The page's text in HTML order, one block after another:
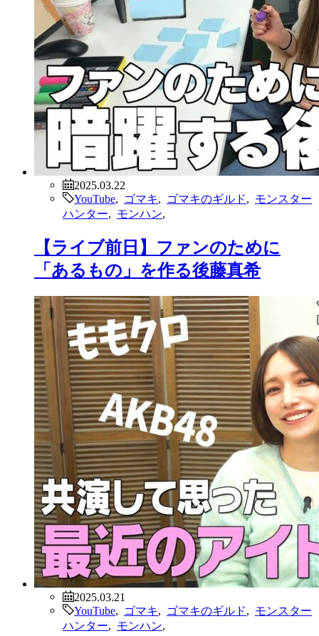
2025.03.22
YouTube
ゴマキ ゴマキのギルド
モンスター
ハンター
モンハン
【ライブ前日】ファンのために
「あるもの」を作る後藤真希
2025.03.21
YouTube
ゴマキ ゴマキのギルド
モンスター
ハンター
モンハン